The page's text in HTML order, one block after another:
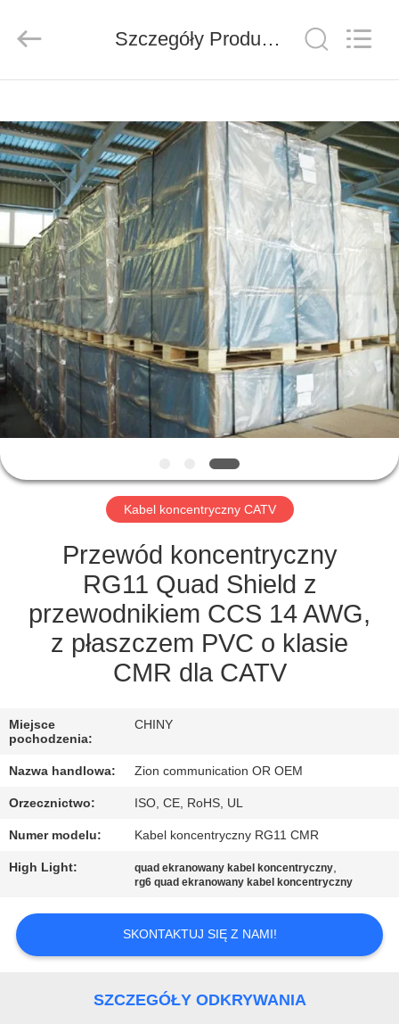
PRODUKTY
O
NAS
WYCIECZKA
PO
FABRYCE
KONTROLA
JAKOŚCI
SKONTAKTUJ
POPROSIĆ
O
SITEMAP
PRIVACY
POLICY
LTD.
Szczegóły Produktu
Kabel koncentryczny CATV
Przewód koncentryczny
RG11 Quad Shield z
przewodnikiem CCS 14 AWG,
z płaszczem PVC o klasie
CMR dla CATV
Miejsce
pochodzenia:
CHINY
Nazwa handlowa: Zion communication OR OEM
Orzecznictwo: ISO, CE, RoHS, UL
Numer modelu: Kabel koncentryczny RG11 CMR
High Light: quad ekranowany kabel koncentryczny,
rg6 quad ekranowany kabel koncentryczny
SKONTAKTUJ SIĘ Z NAMI!
SZCZEGÓŁY ODKRYWANIA